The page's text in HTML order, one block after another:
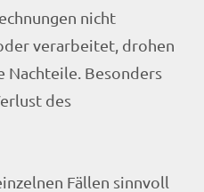
nicht
verarbeitet, drohen
Nachteile. Besonders
des
Fällen sinnvoll